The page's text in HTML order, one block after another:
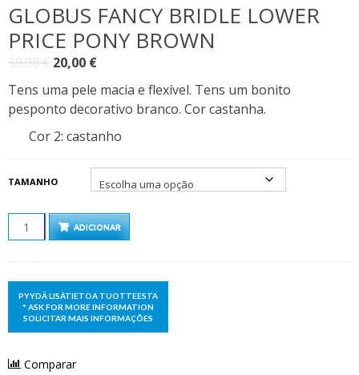
GLOBUS FANCY BRIDLE LOWER
PRICE PONY BROWN
39,90€ O
original
era:
39,90 €.
20,00 €O
preço
atual
é:
20,00 €.
Tens uma pele macia e flexível. Tens um bonito
pesponto decorativo branco. Cor castanha.
Cor 2: castanho
TAMANHO
QUANTIDADE
ADICIONAR
Comparar